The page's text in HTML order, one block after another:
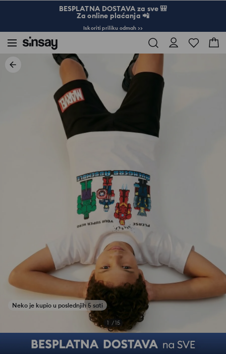
BESPLATNA DOSTAVA za sve 🎒
Za online plaćanja 📲
Iskoriti priliku odmah >>
1 /15